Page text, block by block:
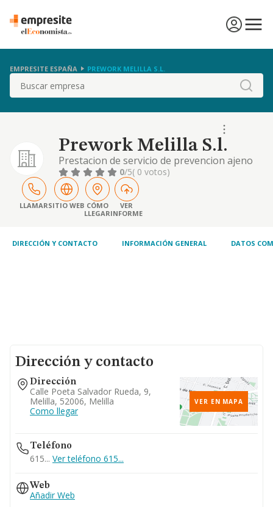
EMPRESITE ESPAÑA PREWORK MELILLA S.L.
Buscar
Prework Melilla S.l.
Prestacion de servicio de prevencion ajeno
en riesgos laborales
0/5( 0 votos)
LLAMARSITIO WEB CÓMO
LLEGAR
VER
INFORME
DIRECCIÓN Y CONTACTO INFORMACIÓN GENERAL DATOS
Dirección y contacto
Dirección
Calle Poeta Salvador Rueda, 9,
Melilla, 52006, Melilla
Como llegar
VER EN MAPA
Teléfono
615... Ver teléfono 615...
Web
Añadir Web